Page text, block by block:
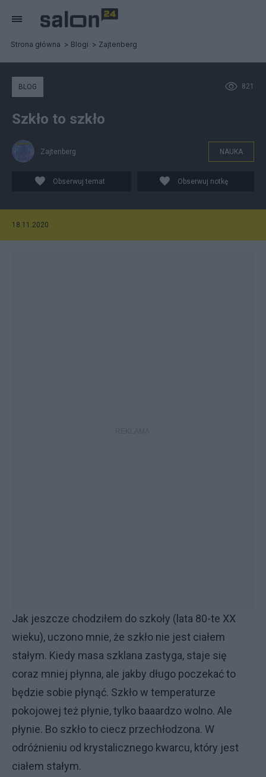
Strona główna Blogi Zajtenberg
821
BLOG
Szkło to szkło
Zajtenberg NAUKA
Obserwuj temat Obserwuj notkę
18.11.2020
Jak jeszcze chodziłem do szkoły (lata 80-te XX
wieku), uczono mnie, że szkło nie jest ciałem
stałym. Kiedy masa szklana zastyga, staje się
coraz mniej płynna, ale jakby długo poczekać to
będzie sobie płynąć. Szkło w temperaturze
pokojowej też płynie, tylko baaardzo wolno. Ale
płynie. Bo szkło to ciecz przechłodzona. W
odróżnieniu od krystalicznego kwarcu, który jest
ciałem stałym.